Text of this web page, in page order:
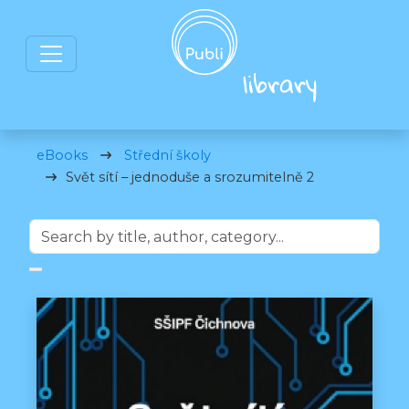
eBooks
Střední školy
Svět sítí – jednoduše a srozumitelně 2